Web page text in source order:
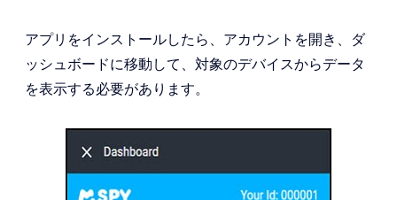
アプリをインストールしたら、アカウントを開き、ダ
ッシュボードに移動して、対象のデバイスからデータ
を表示する必要があります。